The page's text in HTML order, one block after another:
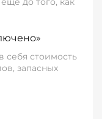
себя стоимость
запасных